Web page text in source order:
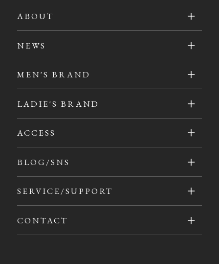
ABOUT
NEWS
MEN'S BRAND
LADIE'S BRAND
ACCESS
BLOG/SNS
SERVICE/SUPPORT
CONTACT